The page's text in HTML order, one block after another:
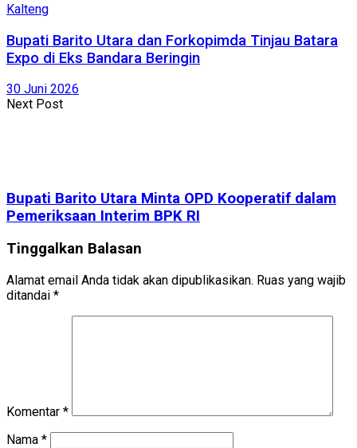
Kalteng
Bupati Barito Utara dan Forkopimda Tinjau Batara
Expo di Eks Bandara Beringin
30 Juni 2026
Next Post
Bupati Barito Utara Minta OPD Kooperatif dalam
Pemeriksaan Interim BPK RI
Tinggalkan Balasan
Alamat email Anda tidak akan dipublikasikan. Ruas yang wajib
ditandai *
Komentar *
Nama *